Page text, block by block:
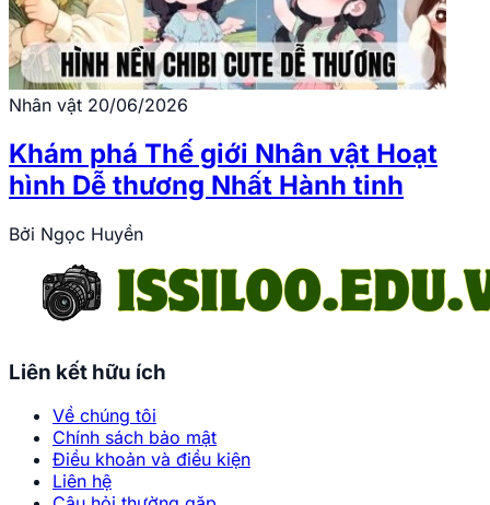
Nhân vật 20/06/2026
Khám phá Thế giới Nhân vật Hoạt
hình Dễ thương Nhất Hành tinh
Bởi Ngọc Huyền
Liên kết hữu ích
Về chúng tôi
Chính sách bảo mật
Điều khoản và điều kiện
Liên hệ